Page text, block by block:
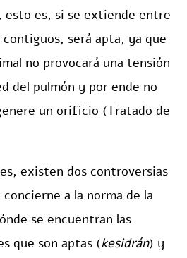
esto es, si se extiende entre
será apta, ya que
no provocará una tensión
del pulmón y por ende no
un orificio (Tratado de
existen dos controversias
a la norma de la
se encuentran las
que son aptas (kesidrán) y